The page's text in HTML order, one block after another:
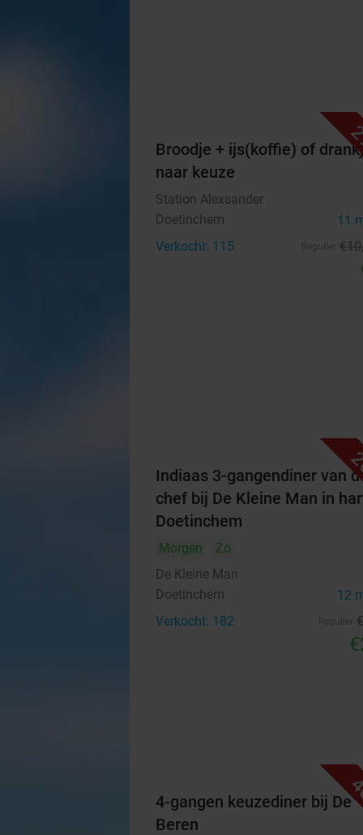
Broodje + ijs(koffie) of
naar keuze
Station Alexsander
Doetinchem 11
Verkocht: 115 €10
Indiaas 3-gangendiner van
chef bij De Kleine Man in
Doetinchem
Morgen
Zo
De Kleine Man
Doetinchem 12
Verkocht: 182
4-gangen keuzediner bij De
Beren